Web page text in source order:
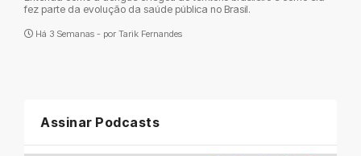
fez parte da evolução da saúde pública no Brasil.
Há 3 Semanas - por Tarik Fernandes
Assinar Podcasts